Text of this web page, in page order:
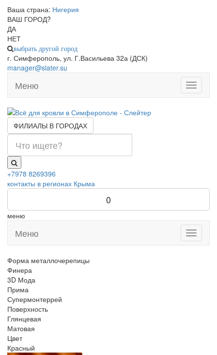
Ваша страна: Нигерия
ВАШ ГОРОД?
ДА
НЕТ
выбрать другой город
г. Симферополь, ул. Г.Васильева 32а (ДСК)
manager@slater.su
Toggle
Меню
ФИЛИАЛЫ В ГОРОДАХ
+7978 8269396
контакты в регионах Крыма
0
меню
Toggle
Меню
Форма металлочерепицы
Финера
3D Мода
Прима
Супермонтеррей
Поверхность
Глянцевая
Матовая
Цвет
Красный